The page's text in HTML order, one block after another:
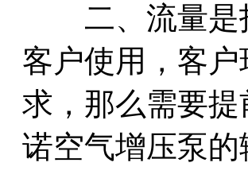
二、流量是
客户使用，客
求，那么需要
诺空气增压泵